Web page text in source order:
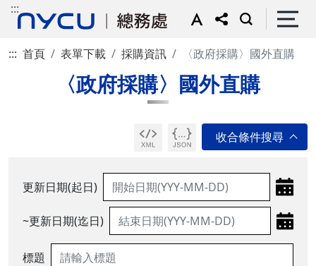
:::
::: 首頁 表單下載 採購資訊 〈政府採購〉國外直購
〈政府採購〉國外直購
更新日期(起日)
~更新日期(迄日)
標題